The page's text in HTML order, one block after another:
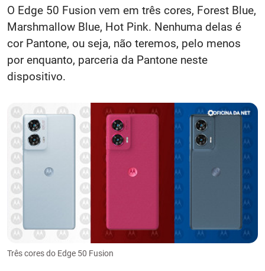
O Edge 50 Fusion vem em três cores, Forest Blue,
Marshmallow Blue, Hot Pink. Nenhuma delas é
cor Pantone, ou seja, não teremos, pelo menos
por enquanto, parceria da Pantone neste
dispositivo.
Três cores do Edge 50 Fusion